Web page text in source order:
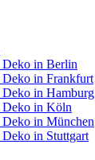
Deko in Berlin
in Frankfurt
in Hamburg
Deko in Köln
in München
in Stuttgart